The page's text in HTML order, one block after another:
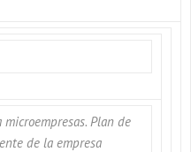
Plan de
de la empresa